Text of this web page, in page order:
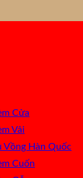
Cửa
Vải
Vồng Hàn Quốc
Cuốn